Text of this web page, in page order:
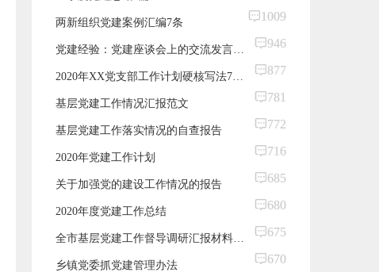
两新组织党建案例汇编7条
1009
946
877
基层党建工作情况汇报范文
781
基层党建工作落实情况的自查报告
772
2020年党建工作计划
716
关于加强党的建设工作情况的报告
685
2020年度党建工作总结
680
675
乡镇党委抓党建管理办法
670